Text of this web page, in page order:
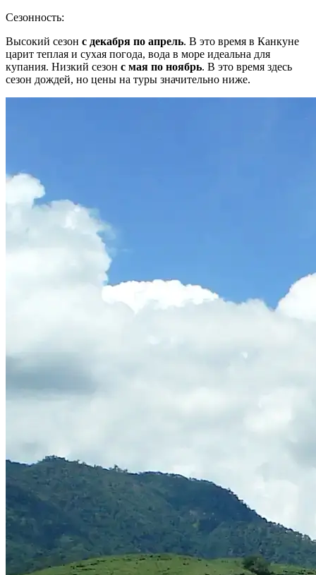
Сезонность:
Высокий сезон с декабря по апрель. В это время в Канкуне
царит теплая и сухая погода, вода в море идеальна для
купания. Низкий сезон с мая по ноябрь. В это время здесь
сезон дождей, но цены на туры значительно ниже.